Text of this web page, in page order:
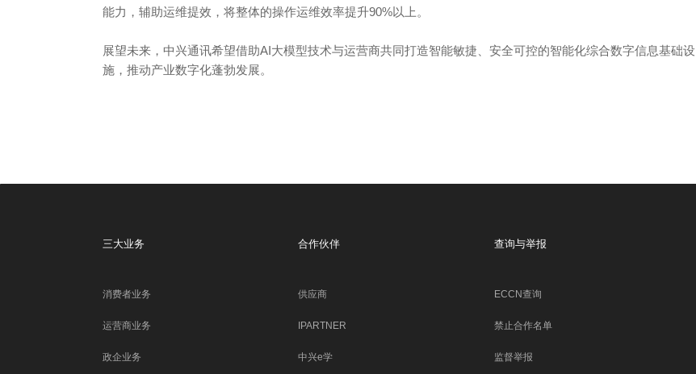
能力，辅助运维提效，将整体的操作运维效率提升90%以上。
展望未来，中兴通讯希望借助AI大模型技术与运营商共同打造智能敏捷、安全可控的智能化综合数字信息基础设
施，推动产业数字化蓬勃发展。
三大业务
消费者业务
运营商业务
政企业务
合作伙伴
供应商
IPARTNER
中兴e学
查询与举报
ECCN查询
禁止合作名单
监督举报